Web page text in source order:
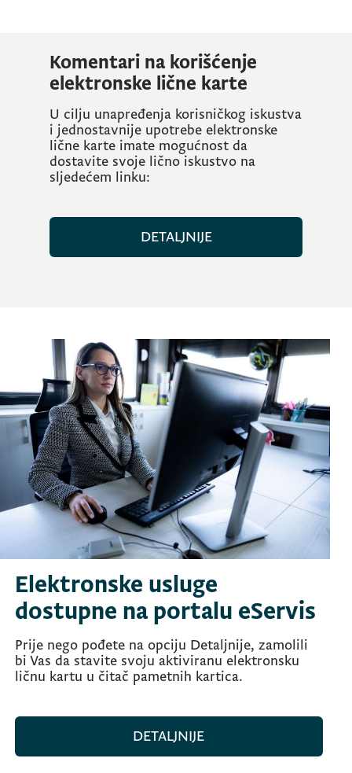
Komentari na korišćenje
elektronske lične karte
U cilju unapređenja korisničkog iskustva
i jednostavnije upotrebe elektronske
lične karte imate mogućnost da
dostavite svoje lično iskustvo na
sljedećem linku:
DETALJNIJE
Elektronske usluge
dostupne na portalu eServis
Prije nego pođete na opciju Detaljnije, zamolili
bi Vas da stavite svoju aktiviranu elektronsku
ličnu kartu u čitač pametnih kartica.
DETALJNIJE